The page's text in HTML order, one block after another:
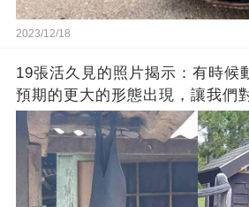
2023/12/18
19張活久見的照片揭示：有時候
預期的更大的形態出現，讓我們
到驚嘆